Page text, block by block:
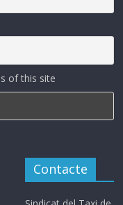
of this site
Contacte